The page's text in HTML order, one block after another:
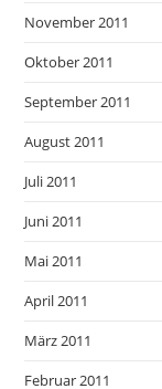
November 2011
Oktober 2011
September 2011
August 2011
Juli 2011
Juni 2011
Mai 2011
April 2011
März 2011
Februar 2011